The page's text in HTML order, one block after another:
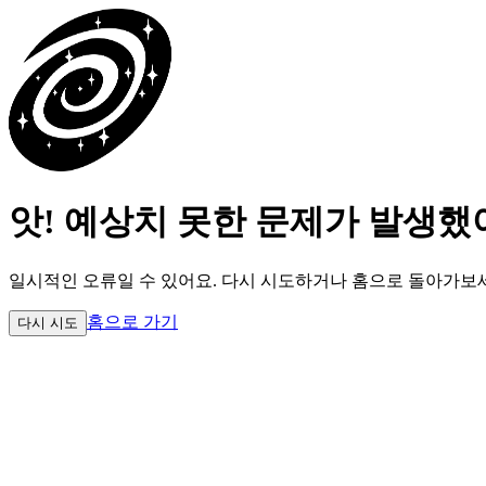
앗! 예상치 못한 문제가 발생했
일시적인 오류일 수 있어요. 다시 시도하거나 홈으로 돌아가보
다시 시도 홈으로 가기